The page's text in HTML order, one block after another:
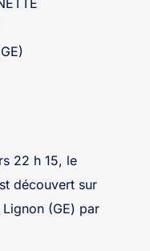
22 h 15, le
découvert sur
(GE) par